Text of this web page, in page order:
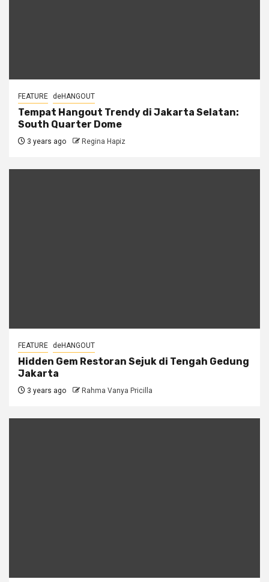
FEATURE deHANGOUT
Tempat Hangout Trendy di Jakarta Selatan:
South Quarter Dome
3 years ago Regina Hapiz
FEATURE deHANGOUT
Hidden Gem Restoran Sejuk di Tengah Gedung
Jakarta
3 years ago Rahma Vanya Pricilla